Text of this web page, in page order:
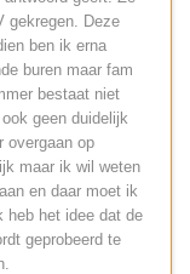
gekregen. Deze
ben ik erna
buren maar fam
bestaat niet
geen duidelijk
overgaan op
maar ik wil weten
en daar moet ik
heb het idee dat de
geprobeerd te